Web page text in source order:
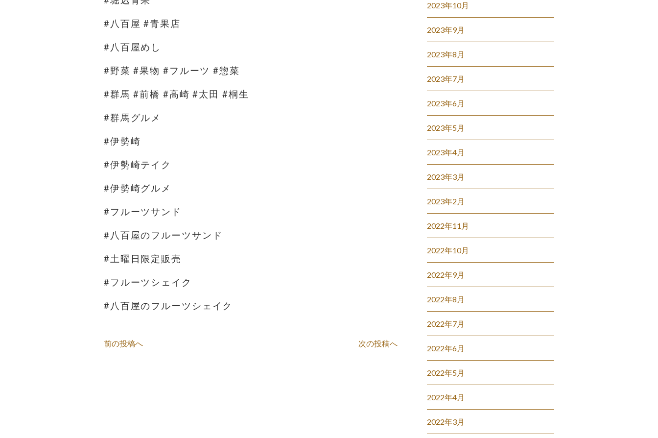
#八百屋 #青果店
#八百屋めし
#野菜 #果物 #フルーツ #惣菜
#群馬 #前橋 #高崎 #太田 #桐生
#群馬グルメ
#伊勢崎
#伊勢崎テイク
#伊勢崎グルメ
#フルーツサンド
#八百屋のフルーツサンド
#土曜日限定販売
#フルーツシェイク
#八百屋のフルーツシェイク
前の投稿へ 次の投稿へ
2023年10月
2023年9月
2023年8月
2023年7月
2023年6月
2023年5月
2023年4月
2023年3月
2023年2月
2022年11月
2022年10月
2022年9月
2022年8月
2022年7月
2022年6月
2022年5月
2022年4月
2022年3月